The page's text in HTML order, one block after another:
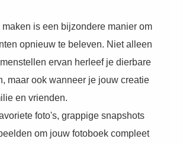
maken is een bijzondere manier om
opnieuw te beleven. Niet alleen
ervan herleef je dierbare
maar ook wanneer je jouw creatie
en vrienden.
foto's, grappige snapshots
om jouw fotoboek compleet